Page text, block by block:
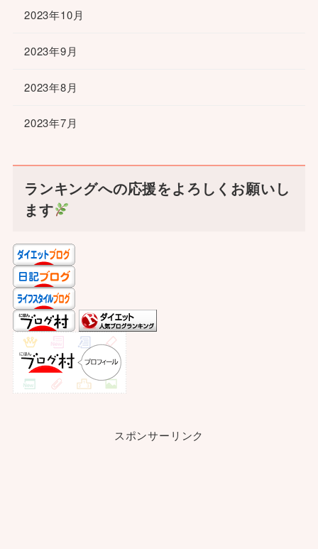
2023年10月
2023年9月
2023年8月
2023年7月
ランキングへの応援をよろしくお願いし
ます
スポンサーリンク